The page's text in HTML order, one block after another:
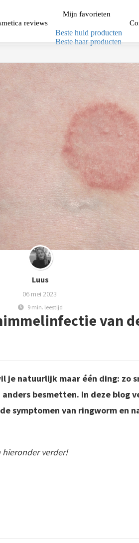
reviews
Mijn favorieten
Beste huid producten
Beste haar producten
Luus
06 mei 2023
9 min. leestijd
van
je natuurlijk maar één ding: zo
besmetten. In deze blog
symptomen van ringworm en
hieronder verder!